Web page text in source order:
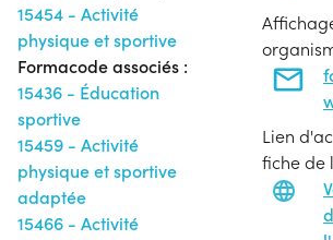
15454 - Activité
physique et sportive
Formacode associés :
15436 - Éducation
sportive
15459 - Activité
physique et sportive
adaptée
15466 - Activité
Lien
fiche de